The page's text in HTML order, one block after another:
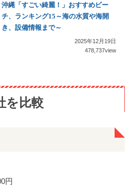
沖縄「すごい綺麗！」おすすめビー
チ、ランキング15～海の水質や海開
き、設備情報まで～
2025年12月19日
478,737view
を比較
円